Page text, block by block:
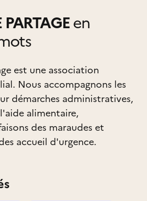
en
est une association
Nous accompagnons les
démarches administratives,
alimentaire,
des maraudes et
accueil d'urgence.